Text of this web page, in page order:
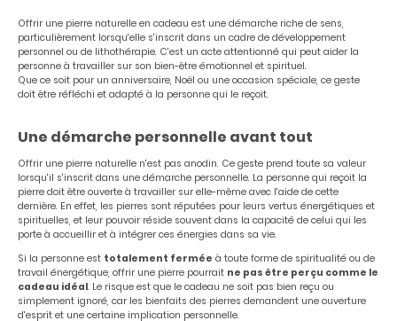
Offrir une pierre naturelle en cadeau est une démarche riche de sens,
particulièrement lorsqu'elle s'inscrit dans un cadre de développement
personnel ou de lithothérapie. C'est un acte attentionné qui peut aider la
personne à travailler sur son bien-être émotionnel et spirituel.
Que ce soit pour un anniversaire, Noël ou une occasion spéciale, ce geste
doit être réfléchi et adapté à la personne qui le reçoit.
Une démarche personnelle avant tout
Offrir une pierre naturelle n'est pas anodin. Ce geste prend toute sa valeur
lorsqu'il s'inscrit dans une démarche personnelle. La personne qui reçoit la
pierre doit être ouverte à travailler sur elle-même avec l'aide de cette
dernière. En effet, les pierres sont réputées pour leurs vertus énergétiques et
spirituelles, et leur pouvoir réside souvent dans la capacité de celui qui les
porte à accueillir et à intégrer ces énergies dans sa vie.
Si la personne est totalement fermée à toute forme de spiritualité ou de
travail énergétique, offrir une pierre pourrait ne pas être perçu comme le
cadeau idéal. Le risque est que le cadeau ne soit pas bien reçu ou
simplement ignoré, car les bienfaits des pierres demandent une ouverture
d'esprit et une certaine implication personnelle.